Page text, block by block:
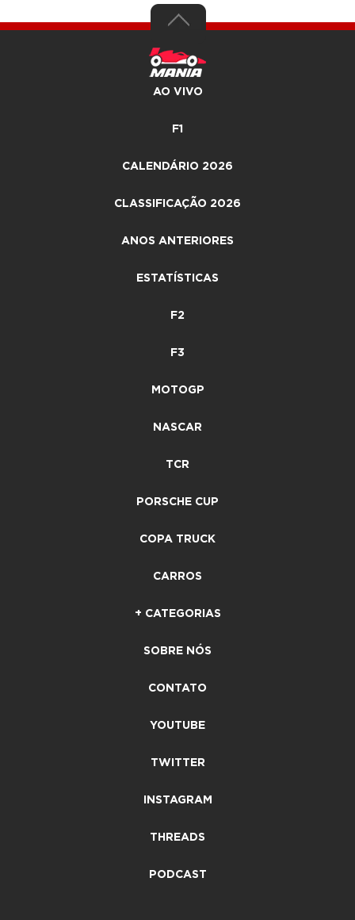
AO VIVO
F1
CALENDÁRIO 2026
CLASSIFICAÇÃO 2026
ANOS ANTERIORES
ESTATÍSTICAS
F2
F3
MOTOGP
NASCAR
TCR
PORSCHE CUP
COPA TRUCK
CARROS
+ CATEGORIAS
SOBRE NÓS
CONTATO
YOUTUBE
TWITTER
INSTAGRAM
THREADS
PODCAST